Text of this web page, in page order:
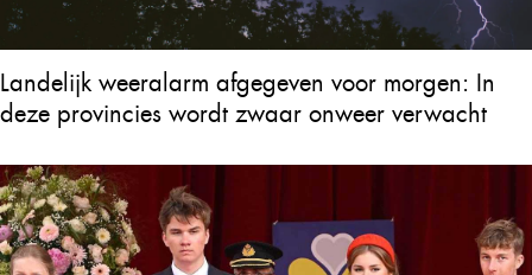
Landelijk weeralarm afgegeven voor morgen: In
deze provincies wordt zwaar onweer verwacht